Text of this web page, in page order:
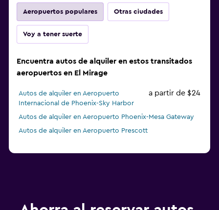
Aeropuertos populares Otras ciudades
Voy a tener suerte
Encuentra autos de alquiler en estos transitados
aeropuertos en El Mirage
Autos de alquiler en Aeropuerto
Internacional de Phoenix-Sky Harbor
a partir de $24
Autos de alquiler en Aeropuerto Phoenix-Mesa Gateway
Autos de alquiler en Aeropuerto Prescott